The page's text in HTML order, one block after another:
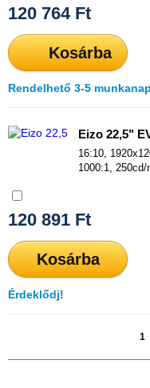
120 764Ft
Kosárba
Rendelhető 3-5 munkanap
Eizo 22,5"
16:10,
1000:1,
120 891 Ft
Kosárba
Érdeklődj!
1